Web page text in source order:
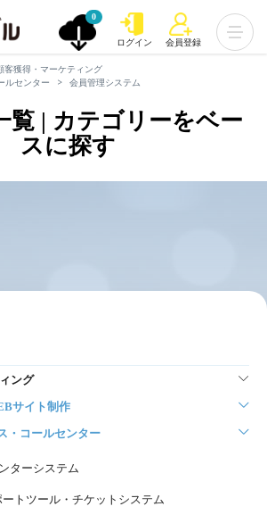
0
ログイン 会員登録
客獲得・マーケティング
ルセンター
会員管理システム
覧 | カテゴリーをベー
スに探す
ング
サイト制作
・コールセンター
ターシステム
トツール・チケットシステム